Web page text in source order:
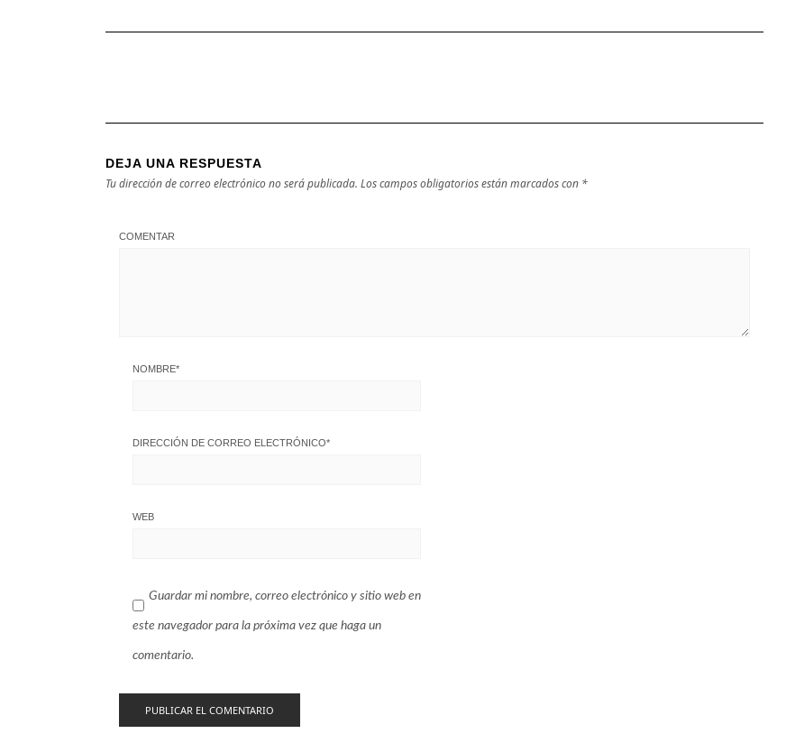
DEJA UNA RESPUESTA
Tu dirección de correo electrónico no será publicada. Los campos obligatorios están marcados con *
COMENTAR
NOMBRE*
DIRECCIÓN DE CORREO ELECTRÓNICO*
WEB
Guardar mi nombre, correo electrónico y sitio web en
este navegador para la próxima vez que haga un
comentario.